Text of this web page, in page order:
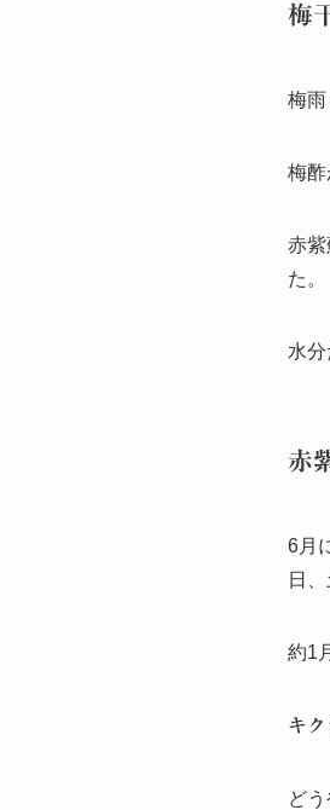
梅
梅雨
梅酢
赤
た。
水
赤
6月
日
約1
キ
ど